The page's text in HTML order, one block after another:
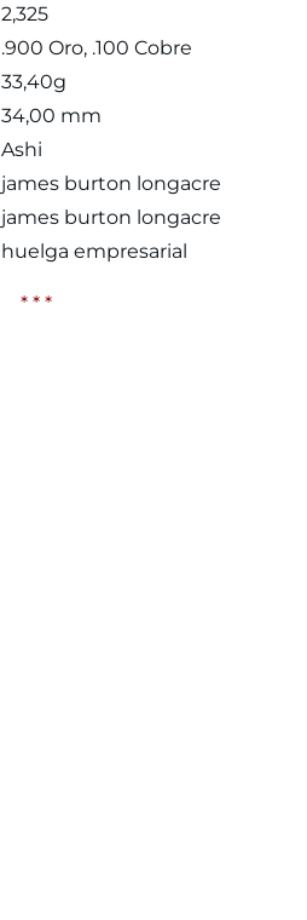
2,325
.900 Oro, .100 Cobre
33,40g
34,00 mm
Ashi
james burton longacre
james burton longacre
huelga empresarial
* * *